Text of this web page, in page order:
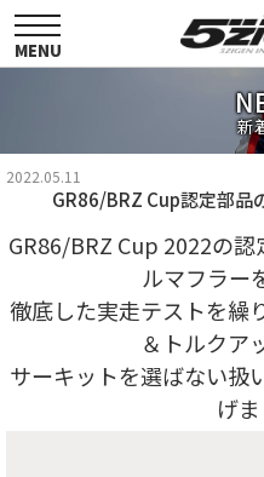
toggle
navigation
MENU
新
2022.05.11
GR86/BRZ Cup認定部品
GR86/BRZ Cup 2022の
ルマフラー
徹底した実走テストを繰
＆トルクア
サーキットを選ばない扱
げま